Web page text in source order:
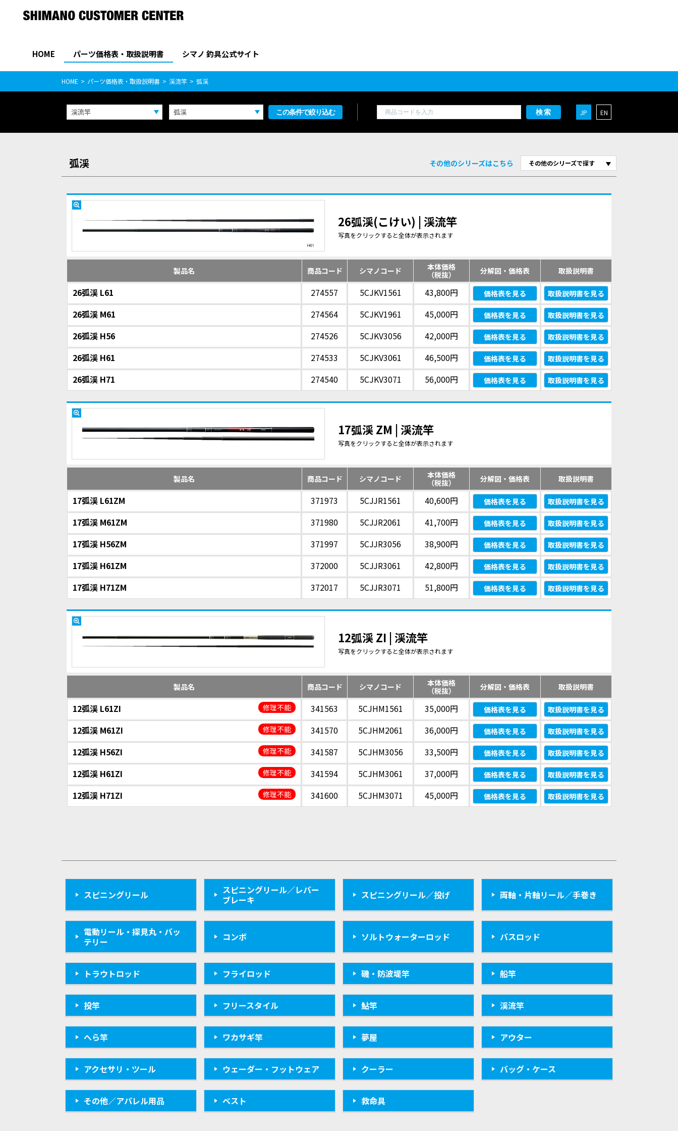
HOME パーツ価格表・取扱説明書 シマノ 釣具公式サイト
パーツ価格表
PARTS LIST
HOME パーツ価格表・取扱説明書 渓流竿 弧渓
渓流竿 弧渓 この条件で絞り込む 検索 JP EN
その他のシリーズはこちら その他のシリーズで探す
弧渓
26弧渓(こけい) | 渓流竿
写真をクリックすると全体が表示されます
製品名 商品コード シマノコード
本体価格
（税抜）
分解図・価格表 取扱説明書
26弧渓 L61 274557 5CJKV1561 43,800円 価格表を見る 取扱説明書を見る
26弧渓 M61 274564 5CJKV1961 45,000円 価格表を見る 取扱説明書を見る
26弧渓 H56 274526 5CJKV3056 42,000円 価格表を見る 取扱説明書を見る
26弧渓 H61 274533 5CJKV3061 46,500円 価格表を見る 取扱説明書を見る
26弧渓 H71 274540 5CJKV3071 56,000円 価格表を見る 取扱説明書を見る
17弧渓 ZM | 渓流竿
写真をクリックすると全体が表示されます
製品名 商品コード シマノコード
本体価格
（税抜）
分解図・価格表 取扱説明書
17弧渓 L61ZM 371973 5CJJR1561 40,600円 価格表を見る 取扱説明書を見る
17弧渓 M61ZM 371980 5CJJR2061 41,700円 価格表を見る 取扱説明書を見る
17弧渓 H56ZM 371997 5CJJR3056 38,900円 価格表を見る 取扱説明書を見る
17弧渓 H61ZM 372000 5CJJR3061 42,800円 価格表を見る 取扱説明書を見る
17弧渓 H71ZM 372017 5CJJR3071 51,800円 価格表を見る 取扱説明書を見る
12弧渓 ZI | 渓流竿
写真をクリックすると全体が表示されます
製品名 商品コード シマノコード
本体価格
（税抜）
分解図・価格表 取扱説明書
12弧渓 L61ZI 修理不能 341563 5CJHM1561 35,000円 価格表を見る 取扱説明書を見る
12弧渓 M61ZI 修理不能 341570 5CJHM2061 36,000円 価格表を見る 取扱説明書を見る
12弧渓 H56ZI 修理不能 341587 5CJHM3056 33,500円 価格表を見る 取扱説明書を見る
12弧渓 H61ZI 修理不能 341594 5CJHM3061 37,000円 価格表を見る 取扱説明書を見る
12弧渓 H71ZI 修理不能 341600 5CJHM3071 45,000円 価格表を見る 取扱説明書を見る
スピニングリール
スピニングリール／レバー
ブレーキ
スピニングリール／投げ 両軸・片軸リール／手巻き
電動リール・探見丸・バッ
テリー
コンボ ソルトウォーターロッド バスロッド
トラウトロッド フライロッド 磯・防波堤竿 船竿
投竿 フリースタイル 鮎竿 渓流竿
へら竿 ワカサギ竿 夢屋 アウター
アクセサリ・ツール ウェーダー・フットウェア クーラー バッグ・ケース
その他／アパレル用品 ベスト 救命具